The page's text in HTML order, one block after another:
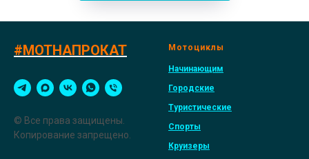
#МОТНАПРОКАТ
© Все права защищены.
Копирование запрещено.
Мотоциклы
Начинающим
Городские
Туристические
Спорты
Круизеры